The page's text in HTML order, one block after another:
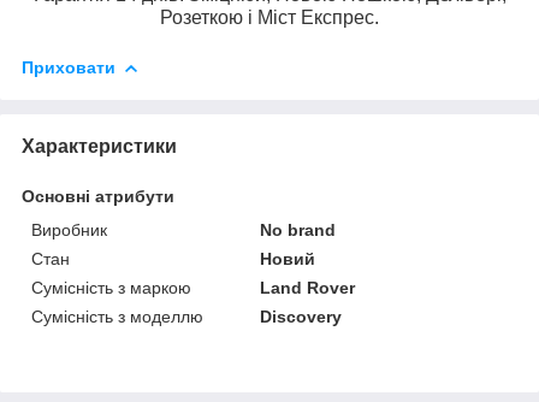
Розеткою і Міст Експрес.
Приховати
Характеристики
Основні атрибути
Виробник
No brand
Стан
Новий
Сумісність з маркою
Land Rover
Сумісність з моделлю
Discovery